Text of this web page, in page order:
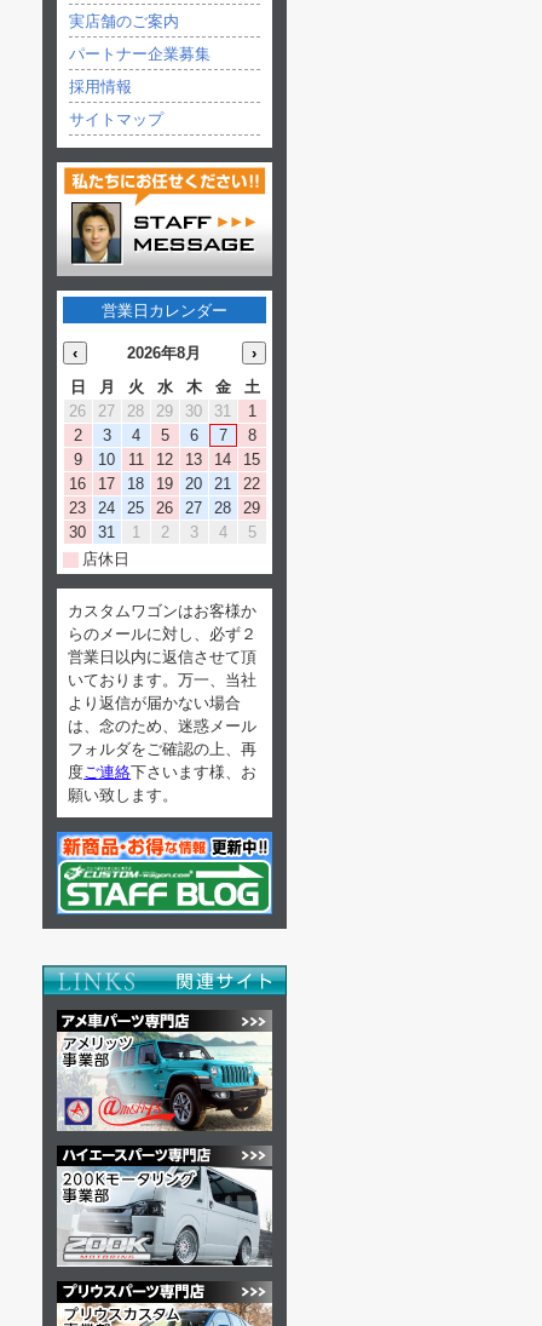
実店舗のご案内
パートナー企業募集
採用情報
サイトマップ
営業日カレンダー
‹ 2026年8月
›
日
月 火 水 木 金
土
26
27 28 29 30 31
1
2
3 4 5 6 7
8
9
10 11 12 13 14
15
16
17 18 19 20 21
22
23
24 25 26 27 28
29
30
31 1 2 3 4
5
店休日
カスタムワゴンはお客様か
らのメールに対し、必ず２
営業日以内に返信させて頂
いております。万一、当社
より返信が届かない場合
は、念のため、迷惑メール
フォルダをご確認の上、再
度 ご連絡下さいます様、お
願い致します。